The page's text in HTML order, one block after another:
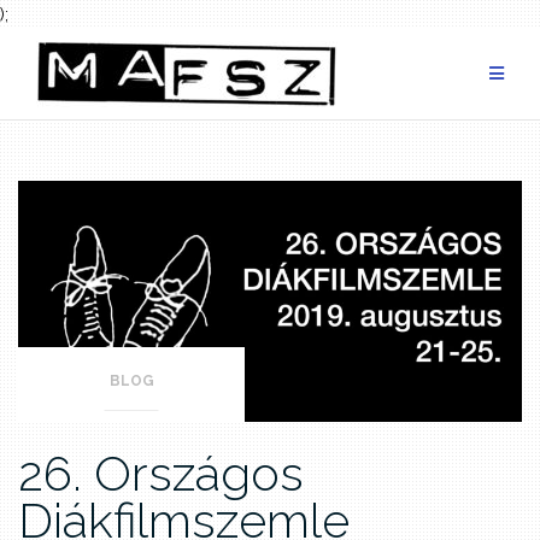
);
content
BLOG
26. Országos
Diákfilmszemle